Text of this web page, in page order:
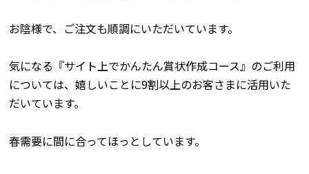
お陰様で、ご注文も順調にいただいています。
気になる『サイト上でかんたん賞状作成コース』のご利用
については、嬉しいことに9割以上のお客さまに活用いた
だいています。
春需要に間に合ってほっとしています。